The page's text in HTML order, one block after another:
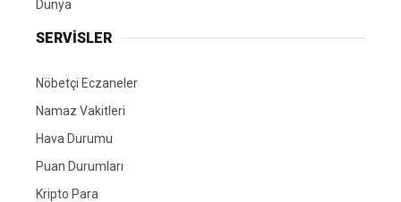
Dünya
SERVİSLER
Nöbetçi Eczaneler
Namaz Vakitleri
Hava Durumu
Puan Durumları
Kripto Para